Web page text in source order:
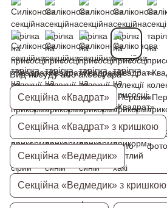
Вид посуду або аксесуара
Секційна «Квадрат»
Секційна «Квадрат» з кришкою
Секційна «Ведмедик»
Секційна «Ведмедик» з кришкою